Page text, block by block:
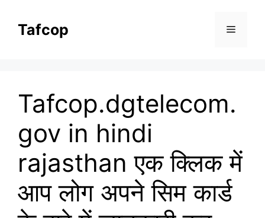
contentTafcop Menu
Tafcop.dgtelecom.
gov in hindi
rajasthan एक क्लिक में
आप लोग अपने सिम कार्ड